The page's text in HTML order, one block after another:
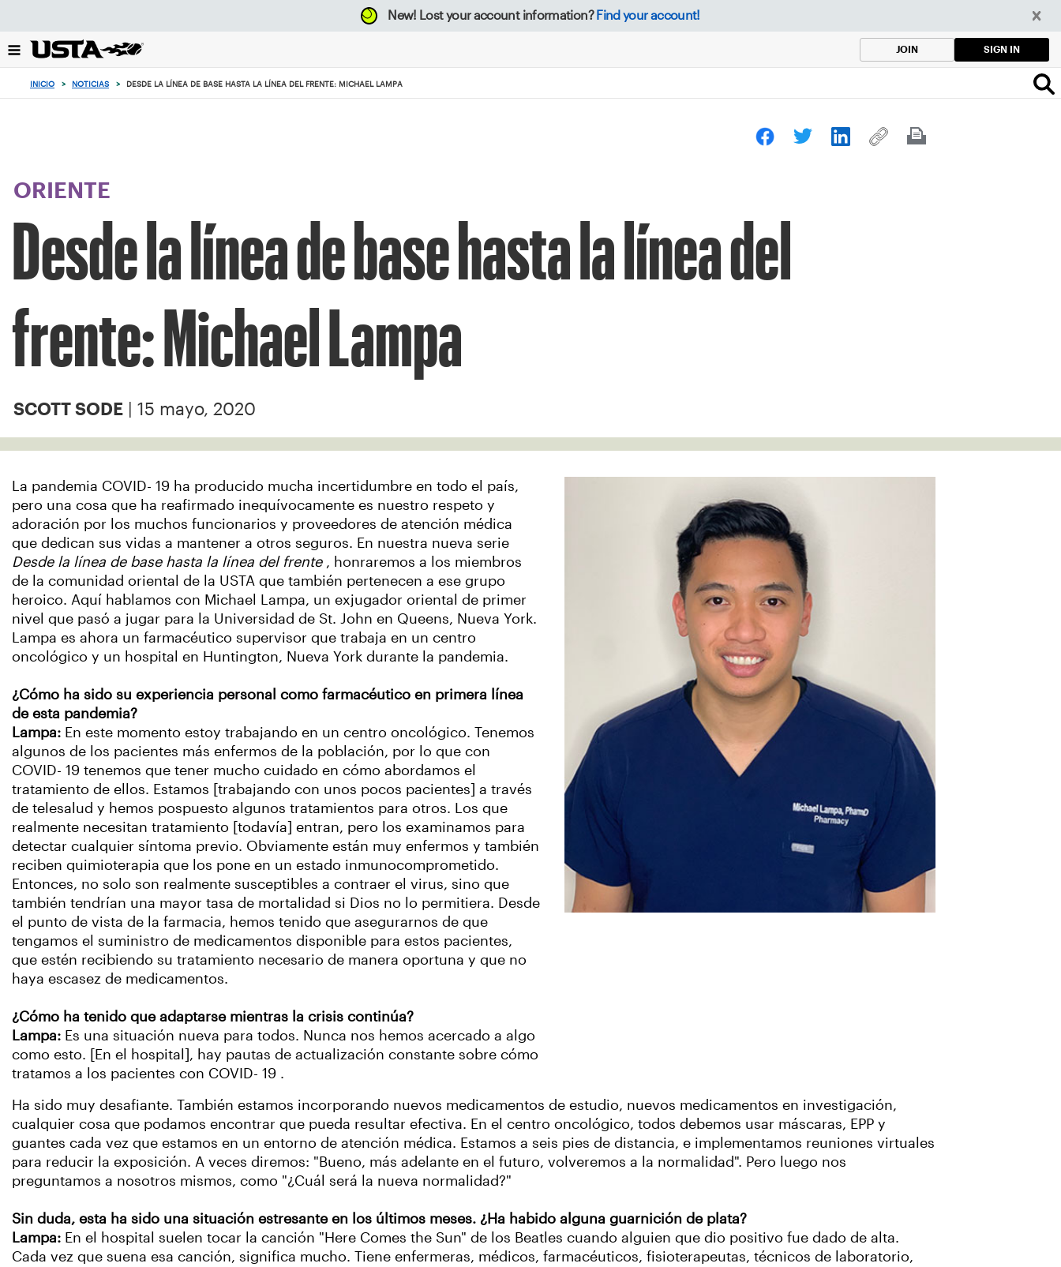
el
botón
New! Lost your account information? Find your account!
JOIN SIGN IN
INICIO > NOTICIAS > DESDE LA LÍNEA DE BASE HASTA LA LÍNEA DEL FRENTE: MICHAEL LAMPA
ORIENTE
Desde la línea de base hasta la línea del
frente: Michael Lampa
SCOTT SODE | 15 mayo, 2020
La pandemia COVID- 19 ha producido mucha incertidumbre en todo el país,
pero una cosa que ha reafirmado inequívocamente es nuestro respeto y
adoración por los muchos funcionarios y proveedores de atención médica
que dedican sus vidas a mantener a otros seguros. En nuestra nueva serie
Desde la línea de base hasta la línea del frente , honraremos a los miembros
de la comunidad oriental de la USTA que también pertenecen a ese grupo
heroico. Aquí hablamos con Michael Lampa, un exjugador oriental de primer
nivel que pasó a jugar para la Universidad de St. John en Queens, Nueva York.
Lampa es ahora un farmacéutico supervisor que trabaja en un centro
oncológico y un hospital en Huntington, Nueva York durante la pandemia.
¿Cómo ha sido su experiencia personal como farmacéutico en primera línea
de esta pandemia?
Lampa: En este momento estoy trabajando en un centro oncológico. Tenemos
algunos de los pacientes más enfermos de la población, por lo que con
COVID- 19 tenemos que tener mucho cuidado en cómo abordamos el
tratamiento de ellos. Estamos [trabajando con unos pocos pacientes] a través
de telesalud y hemos pospuesto algunos tratamientos para otros. Los que
realmente necesitan tratamiento [todavía] entran, pero los examinamos para
detectar cualquier síntoma previo. Obviamente están muy enfermos y también
reciben quimioterapia que los pone en un estado inmunocomprometido.
Entonces, no solo son realmente susceptibles a contraer el virus, sino que
también tendrían una mayor tasa de mortalidad si Dios no lo permitiera. Desde
el punto de vista de la farmacia, hemos tenido que asegurarnos de que
tengamos el suministro de medicamentos disponible para estos pacientes,
que estén recibiendo su tratamiento necesario de manera oportuna y que no
haya escasez de medicamentos.
¿Cómo ha tenido que adaptarse mientras la crisis continúa?
Lampa: Es una situación nueva para todos. Nunca nos hemos acercado a algo
como esto. [En el hospital], hay pautas de actualización constante sobre cómo
tratamos a los pacientes con COVID- 19 .
Ha sido muy desafiante. También estamos incorporando nuevos medicamentos de estudio, nuevos medicamentos en investigación,
cualquier cosa que podamos encontrar que pueda resultar efectiva. En el centro oncológico, todos debemos usar máscaras, EPP y
guantes cada vez que estamos en un entorno de atención médica. Estamos a seis pies de distancia, e implementamos reuniones virtuales
para reducir la exposición. A veces diremos: "Bueno, más adelante en el futuro, volveremos a la normalidad". Pero luego nos
preguntamos a nosotros mismos, como "¿Cuál será la nueva normalidad?"
Sin duda, esta ha sido una situación estresante en los últimos meses. ¿Ha habido alguna guarnición de plata?
Lampa: En el hospital suelen tocar la canción "Here Comes the Sun" de los Beatles cuando alguien que dio positivo fue dado de alta.
Cada vez que suena esa canción, significa mucho. Tiene enfermeras, médicos, farmacéuticos, fisioterapeutas, técnicos de laboratorio,